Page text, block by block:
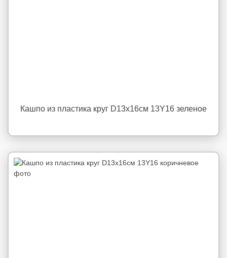
Кашпо из пластика круг D13х16см 13Y16 зеленое